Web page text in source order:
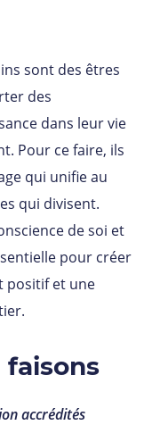
sont des êtres
des
dans leur vie
Pour ce faire, ils
qui unifie au
qui divisent.
de soi et
pour créer
positif et une
accrédités